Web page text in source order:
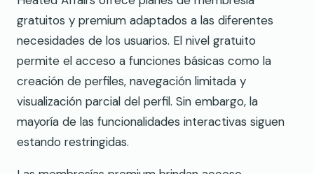
gratuitos y premium adaptados a las diferentes
necesidades de los usuarios. El nivel gratuito
permite el acceso a funciones básicas como la
creación de perfiles, navegación limitada y
visualización parcial del perfil. Sin embargo, la
mayoría de las funcionalidades interactivas siguen
estando restringidas.